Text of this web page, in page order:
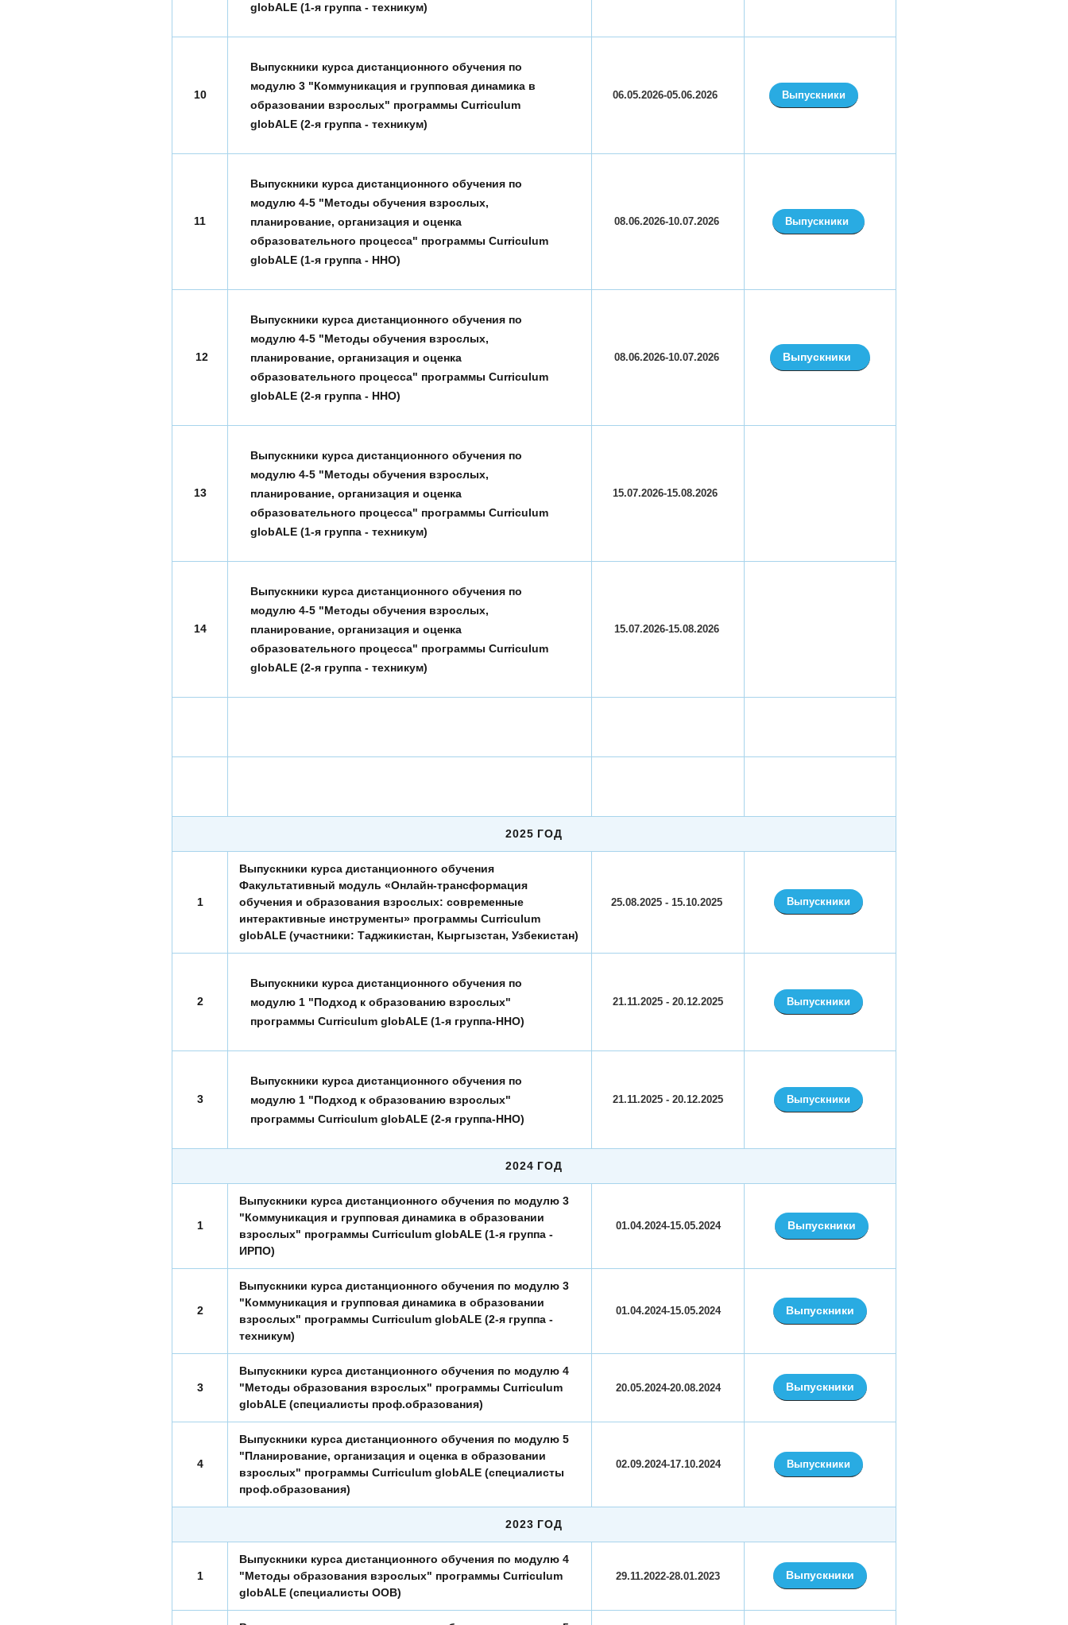
globALE (1-я группа - техникум)
10
Выпускники курса дистанционного обучения по
модулю 3 "Коммуникация и групповая динамика в
образовании взрослых" программы Curriculum
globALE (2-я группа - техникум)
06.05.2026-05.06.2026 Выпускники
11
Выпускники курса дистанционного обучения по
модулю 4-5 "Методы обучения взрослых,
планирование, организация и оценка
образовательного процесса" программы Curriculum
globALE (1-я группа - ННО)
08.06.2026-10.07.2026 Выпускники
12
Выпускники курса дистанционного обучения по
модулю 4-5 "Методы обучения взрослых,
планирование, организация и оценка
образовательного процесса" программы Curriculum
globALE (2-я группа - ННО)
08.06.2026-10.07.2026 Выпускники
13
Выпускники курса дистанционного обучения по
модулю 4-5 "Методы обучения взрослых,
планирование, организация и оценка
образовательного процесса" программы Curriculum
globALE (1-я группа - техникум)
15.07.2026-15.08.2026
14
Выпускники курса дистанционного обучения по
модулю 4-5 "Методы обучения взрослых,
планирование, организация и оценка
образовательного процесса" программы Curriculum
globALE (2-я группа - техникум)
15.07.2026-15.08.2026
2025 ГОД
1
Выпускники курса дистанционного обучения
Факультативный модуль «Онлайн-трансформация
обучения и образования взрослых: современные
интерактивные инструменты» программы Curriculum
globALE (участники: Таджикистан, Кыргызстан, Узбекистан)
25.08.2025 - 15.10.2025 Выпускники
2
Выпускники курса дистанционного обучения по
модулю 1 "Подход к образованию взрослых"
программы Curriculum globALE (1-я группа-ННО)
21.11.2025 - 20.12.2025 Выпускники
3
Выпускники курса дистанционного обучения по
модулю 1 "Подход к образованию взрослых"
программы Curriculum globALE (2-я группа-ННО)
21.11.2025 - 20.12.2025 Выпускники
2024 ГОД
1
Выпускники курса дистанционного обучения по модулю 3
"Коммуникация и групповая динамика в образовании
взрослых" программы Curriculum globALE (1-я группа -
ИРПО)
01.04.2024-15.05.2024 Выпускники
2
Выпускники курса дистанционного обучения по модулю 3
"Коммуникация и групповая динамика в образовании
взрослых" программы Curriculum globALE (2-я группа -
техникум)
01.04.2024-15.05.2024 Выпускники
3
Выпускники курса дистанционного обучения по модулю 4
"Методы образования взрослых" программы Curriculum
globALE (специалисты проф.образования)
20.05.2024-20.08.2024 Выпускники
4
Выпускники курса дистанционного обучения по модулю 5
"Планирование, организация и оценка в образовании
взрослых" программы Curriculum globALE (специалисты
проф.образования)
02.09.2024-17.10.2024 Выпускники
2023 ГОД
1
Выпускники курса дистанционного обучения по модулю 4
"Методы образования взрослых" программы Curriculum
globALE (специалисты ООВ)
29.11.2022-28.01.2023 Выпускники